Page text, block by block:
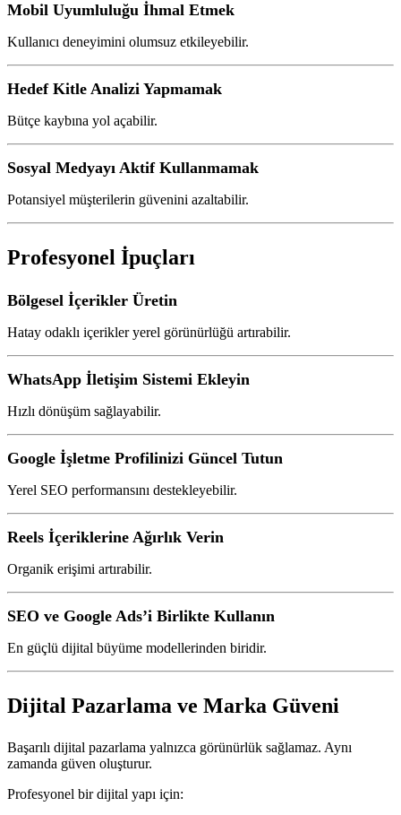
Mobil Uyumluluğu İhmal Etmek
Kullanıcı deneyimini olumsuz etkileyebilir.
Hedef Kitle Analizi Yapmamak
Bütçe kaybına yol açabilir.
Sosyal Medyayı Aktif Kullanmamak
Potansiyel müşterilerin güvenini azaltabilir.
Profesyonel İpuçları
Bölgesel İçerikler Üretin
Hatay odaklı içerikler yerel görünürlüğü artırabilir.
WhatsApp İletişim Sistemi Ekleyin
Hızlı dönüşüm sağlayabilir.
Google İşletme Profilinizi Güncel Tutun
Yerel SEO performansını destekleyebilir.
Reels İçeriklerine Ağırlık Verin
Organik erişimi artırabilir.
SEO ve Google Ads’i Birlikte Kullanın
En güçlü dijital büyüme modellerinden biridir.
Dijital Pazarlama ve Marka Güveni
Başarılı dijital pazarlama yalnızca görünürlük sağlamaz. Aynı
zamanda güven oluşturur.
Profesyonel bir dijital yapı için: